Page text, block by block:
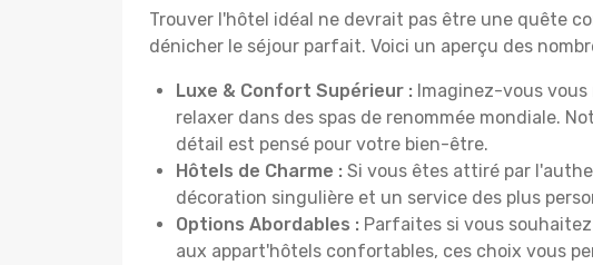
Trouver l'hôtel idéal ne devrait pas être une quête
dénicher le séjour parfait. Voici un aperçu des
Luxe & Confort Supérieur : Imaginez-vous
relaxer dans des spas de renommée mondiale.
détail est pensé pour votre bien-être.
Hôtels de Charme : Si vous êtes attiré par
décoration singulière et un service des plus
Options Abordables : Parfaites si vous
aux appart'hôtels confortables, ces choix vous